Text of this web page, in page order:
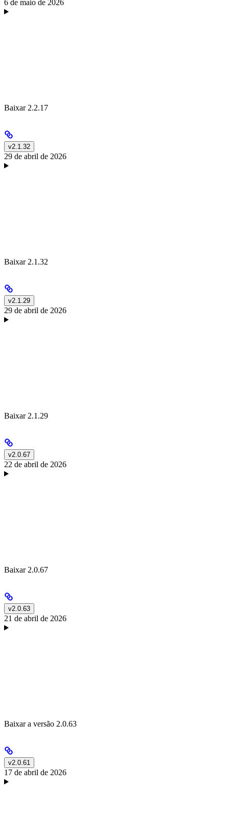
6 de maio de 2026
Baixar 2.2.17
v2.1.32
29 de abril de 2026
Baixar 2.1.32
v2.1.29
29 de abril de 2026
Baixar 2.1.29
v2.0.67
22 de abril de 2026
Baixar 2.0.67
v2.0.63
21 de abril de 2026
Baixar a versão 2.0.63
v2.0.61
17 de abril de 2026